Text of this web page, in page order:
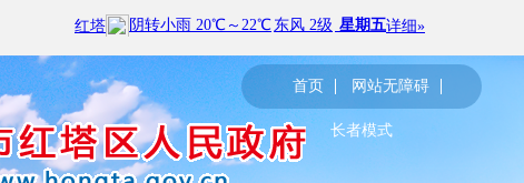
首页 网站无障碍
长者模式